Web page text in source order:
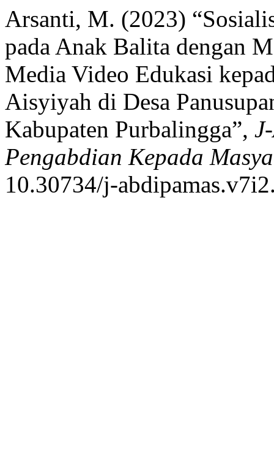
Arsanti, M. (2023)
pada Anak Balita dengan
Media Video Edukasi
Aisyiyah di Desa
Kabupaten Purbalingga”,
Pengabdian Kepada
10.30734/j-